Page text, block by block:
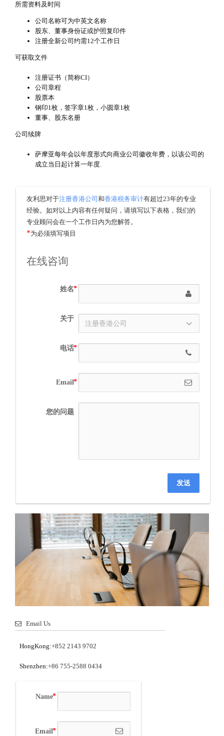
所需资料及时间
公司名称可为中英文名称
股东、董事身份证或护照复印件
注册全新公司约需12个工作日
可获取文件
注册证书（简称CI）
公司章程
股票本
钢印1枚，签字章1枚，小圆章1枚
董事、股东名册
公司续牌
萨摩亚每年会以年度形式向商业公司徽收年费，以该公司的
成立当日起计算一年度.
友利思对于注册香港公司和香港税务审计有超过23年的专业
经验。如对以上内容有任何疑问，请填写以下表格，我们的
专业顾问会在一个工作日内为您解答。
*为必须填写项目
在线咨询
姓名
关于
电话
Email
您的问题
发送
Email Us
HongKong:+852 2143 9702
Shenzhen:+86 755-2588 0434
Name
Email